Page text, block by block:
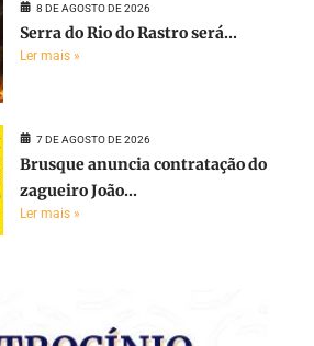
8 DE AGOSTO DE 2026
Serra do Rio do Rastro será...
Ler mais »
7 DE AGOSTO DE 2026
Brusque anuncia contratação do
zagueiro João...
Ler mais »